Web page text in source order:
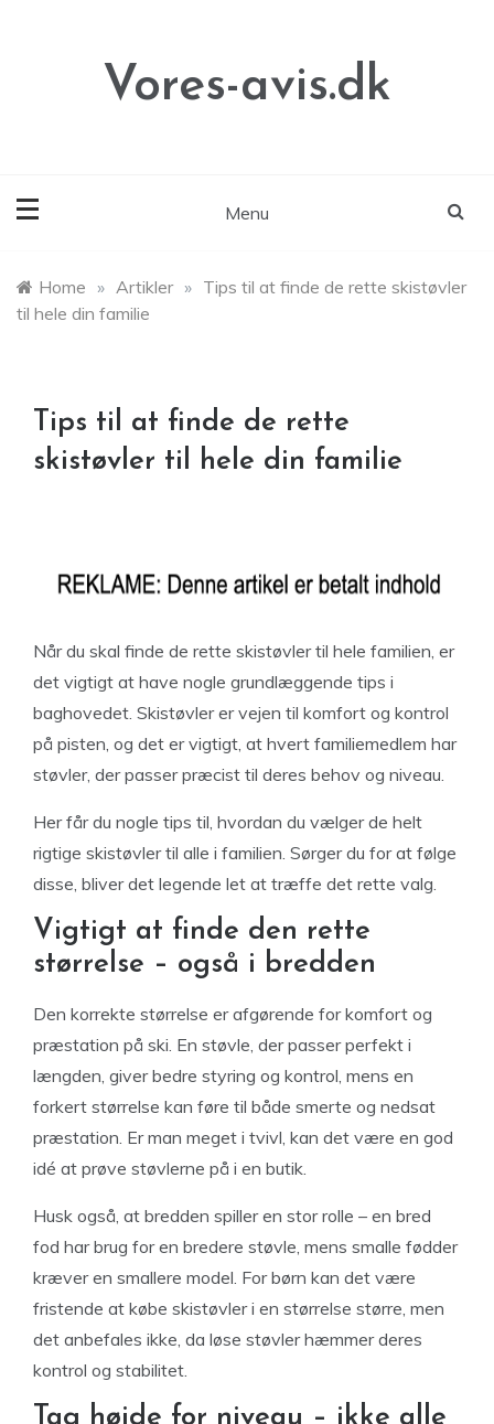
Vores-avis.dk
Menu
Home » Artikler » Tips til at finde de rette skistøvler
til hele din familie
Tips til at finde de rette
skistøvler til hele din familie
Når du skal finde de rette skistøvler til hele familien, er
det vigtigt at have nogle grundlæggende tips i
baghovedet. Skistøvler er vejen til komfort og kontrol
på pisten, og det er vigtigt, at hvert familiemedlem har
støvler, der passer præcist til deres behov og niveau.
Her får du nogle tips til, hvordan du vælger de helt
rigtige skistøvler til alle i familien. Sørger du for at følge
disse, bliver det legende let at træffe det rette valg.
Vigtigt at finde den rette
størrelse – også i bredden
Den korrekte størrelse er afgørende for komfort og
præstation på ski. En støvle, der passer perfekt i
længden, giver bedre styring og kontrol, mens en
forkert størrelse kan føre til både smerte og nedsat
præstation. Er man meget i tvivl, kan det være en god
idé at prøve støvlerne på i en butik.
Husk også, at bredden spiller en stor rolle – en bred
fod har brug for en bredere støvle, mens smalle fødder
kræver en smallere model. For børn kan det være
fristende at købe skistøvler i en størrelse større, men
det anbefales ikke, da løse støvler hæmmer deres
kontrol og stabilitet.
Tag højde for niveau – ikke alle